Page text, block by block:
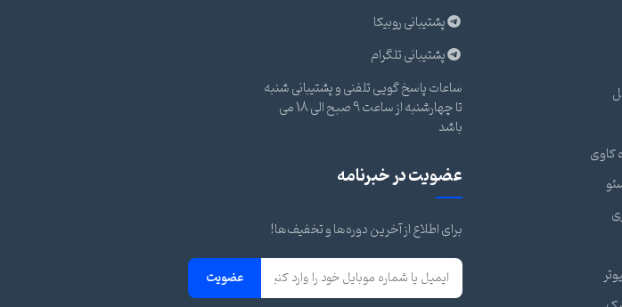
کاوی
پشتیبانی روبیکا
پشتیبانی تلگرام
ساعات پاسخ گویی تلفنی و پشتیبانی شنبه
تا چهارشنبه از ساعت 9 صبح الی 18 می
باشد
عضویت در خبرنامه
برای اطلاع از آخرین دوره‌ها و تخفیف‌ها!
عضویت